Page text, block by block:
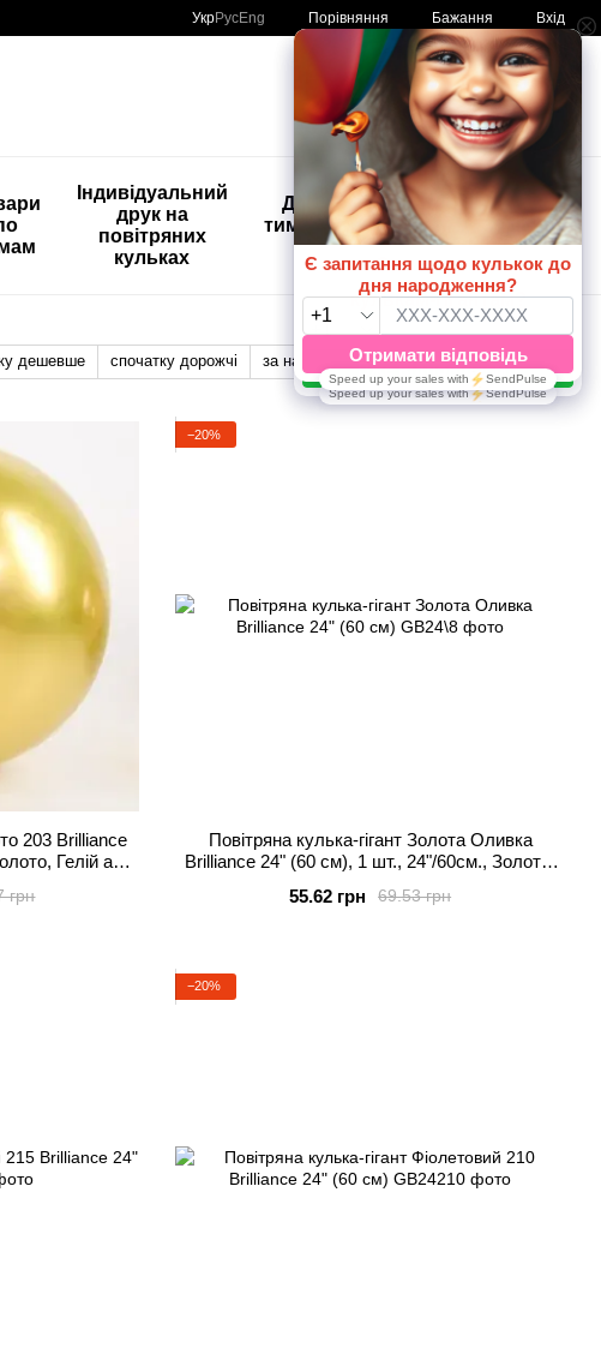
УкрРусEng Порівняння Бажання Вхід
Мій кошик
Індивідуальний
друк на
повітряних
кульках
Дитяче
тимчасове
тату
🚨🚨🚨
Розпродаж
Кульки з
друком😀
🎈
дешевше спочатку дорожчі за назвою Відображення:
203 Brilliance
Гелій або
грн
−20%
Повітряна кулька-гігант Золота Оливка
Brilliance 24" (60 см), 1 шт., 24"/60см., Золото,
69.53 грн
55.62 грн
−20%